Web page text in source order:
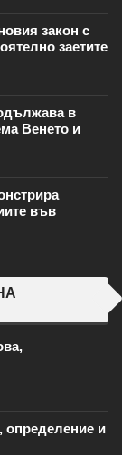
закон с
заетите
в
Венето и
във
определение и